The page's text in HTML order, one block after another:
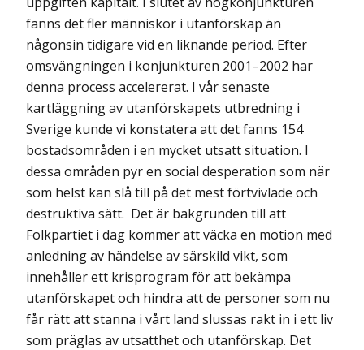
fanns det fler människor i utanförskap än
någonsin tidigare vid en liknande period. Efter
omsvängningen i konjunkturen 2001–2002 har
denna process accelererat. I vår senaste
kartläggning av utanförskapets utbredning i
Sverige kunde vi konstatera att det fanns 154
bostadsområden i en mycket utsatt situation. I
dessa områden pyr en social desperation som när
som helst kan slå till på det mest förtvivlade och
destruktiva sätt. Det är bakgrunden till att
Folkpartiet i dag kommer att väcka en motion med
anledning av händelse av särskild vikt, som
innehåller ett krisprogram för att bekämpa
utanförskapet och hindra att de personer som nu
får rätt att stanna i vårt land slussas rakt in i ett liv
som präglas av utsatthet och utanförskap. Det